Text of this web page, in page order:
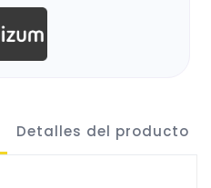
Detalles del producto